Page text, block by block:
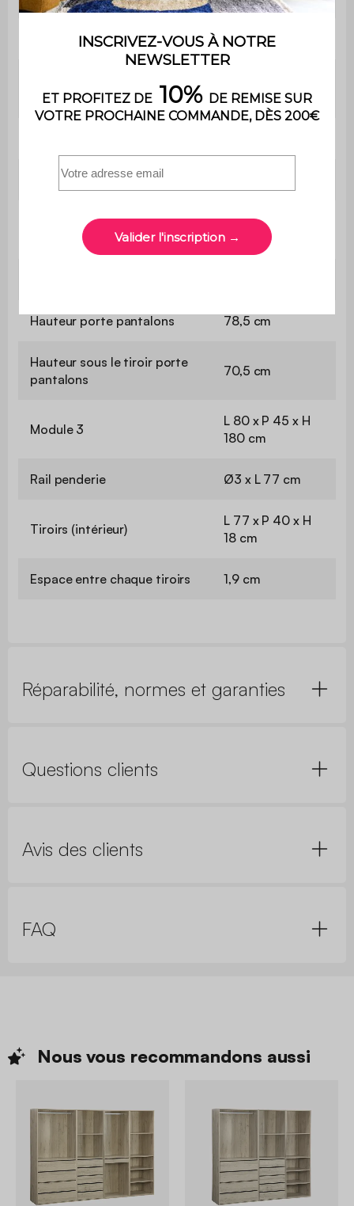
Poids net total 113,80 kg
180 cm
Epaisseur des panneaux
Module 2
L 60 x P 45 x H
180 cm
Hauteur porte pantalons 78,5 cm
Hauteur sous le tiroir porte
pantalons
70,5 cm
Module 3
L 80 x P 45 x H
180 cm
Rail penderie Ø3 x L 77 cm
Tiroirs (intérieur)
L 77 x P 40 x H
18 cm
Espace entre chaque tiroirs 1,9 cm
Réparabilité, normes et garanties
Questions clients
Avis des clients
FAQ
Nous vous recommandons aussi